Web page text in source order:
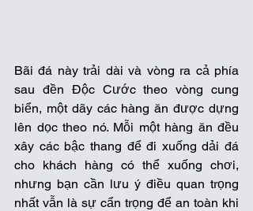
Bãi đá này trải dài và vòng ra cả phía
sau đền Độc Cước theo vòng cung
biển, một dãy các hàng ăn được dựng
lên dọc theo nó. Mỗi một hàng ăn đều
xây các bậc thang để đi xuống dải đá
cho khách hàng có thể xuống chơi,
nhưng bạn cần lưu ý điều quan trọng
nhất vẫn là sự cẩn trọng để an toàn khi